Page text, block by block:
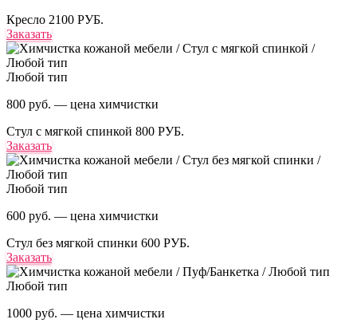
Кресло 2100 РУБ.
Заказать
Любой тип
800 руб. — цена химчистки
Стул с мягкой спинкой 800 РУБ.
Заказать
Любой тип
600 руб. — цена химчистки
Стул без мягкой спинки 600 РУБ.
Заказать
Любой тип
1000 руб. — цена химчистки